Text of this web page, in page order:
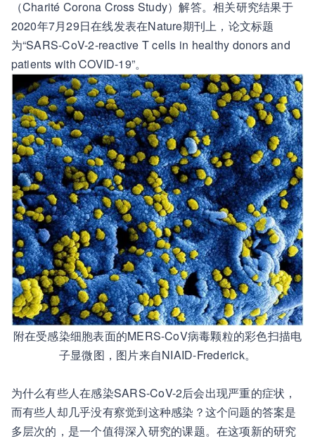
（Charité Corona Cross Study）解答。相关研究结果于
2020年7月29日在线发表在Nature期刊上，论文标题
为“SARS-CoV-2-reactive T cells in healthy donors and
patients with COVID-19”。
附在受感染细胞表面的MERS-CoV病毒颗粒的彩色扫描电
子显微图，图片来自NIAID-Frederick。
为什么有些人在感染SARS-CoV-2后会出现严重的症状，
而有些人却几乎没有察觉到这种感染？这个问题的答案是
多层次的，是一个值得深入研究的课题。在这项新的研究